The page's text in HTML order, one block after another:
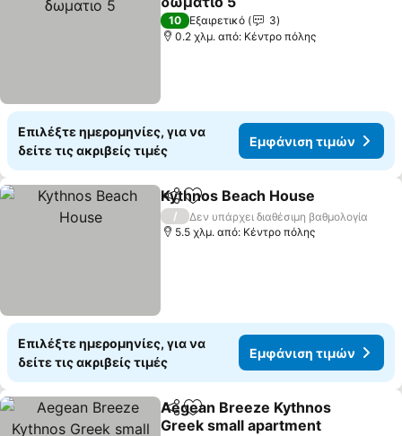
10 Εξαιρετικό
3
0.2 χλμ. από: Κέντρο πόλης
Επιλέξτε ημερομηνίες, για να
δείτε τις ακριβείς τιμές
Εμφάνιση τιμών
Κοινοποίηση
Προσθήκη στα αγαπημένα
Kythnos Beach House
/
Δεν υπάρχει διαθέσιμη βαθμολογία
5.5 χλμ. από: Κέντρο πόλης
Επιλέξτε ημερομηνίες, για να
δείτε τις ακριβείς τιμές
Εμφάνιση τιμών
Κοινοποίηση
Προσθήκη στα αγαπημένα
Aegean Breeze Kythnos
Greek small apartment